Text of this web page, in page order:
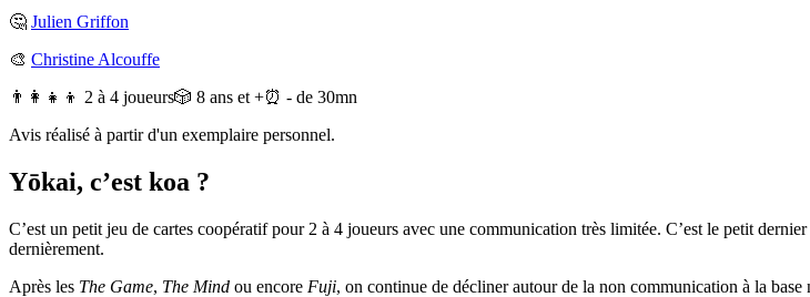
🤔 Julien Griffon
🎨 Christine Alcouffe
👨‍👩‍👧‍👦 2 à 4 joueurs🎲 8 ans et +⏰ - de 30mn
Avis réalisé à partir d'un exemplaire personnel.
Yōkai, c’est koa ?
C’est un petit jeu de cartes coopératif pour 2 à 4 joueurs avec une communication très limitée. C’est le petit dernier
dernièrement.
Après les The Game, The Mind ou encore Fuji, on continue de décliner autour de la non communication à la base